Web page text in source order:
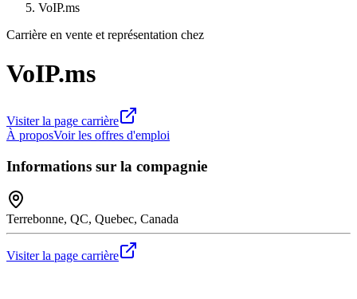
VoIP.ms
Carrière en vente et représentation chez
VoIP.ms
Visiter la page carrière
À proposVoir les offres d'emploi
Informations sur la compagnie
Terrebonne, QC, Quebec, Canada
Visiter la page carrière